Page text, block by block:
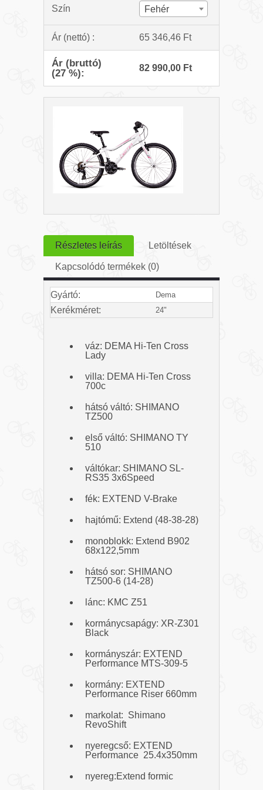
Szín Fehér
Ár (nettó) : 65 346,46 Ft
Ár (bruttó)
(27 %):
82 990,00 Ft
Részletes leírás Letöltések
Kapcsolódó termékek (0)
Gyártó: Dema
Kerékméret: 24"
váz: DEMA Hi-Ten Cross
Lady
villa: DEMA Hi-Ten Cross
700c
hátsó váltó: SHIMANO
TZ500
első váltó: SHIMANO TY
510
váltókar: SHIMANO SL-
RS35 3x6Speed
fék: EXTEND V-Brake
hajtómű: Extend (48-38-28)
monoblokk: Extend B902
68x122,5mm
hátsó sor: SHIMANO
TZ500-6 (14-28)
lánc: KMC Z51
kormánycsapágy: XR-Z301
Black
kormányszár: EXTEND
Performance MTS-309-5
kormány: EXTEND
Performance Riser 660mm
markolat: Shimano
RevoShift
nyeregcső: EXTEND
Performance 25.4x350mm
nyereg:Extend formic